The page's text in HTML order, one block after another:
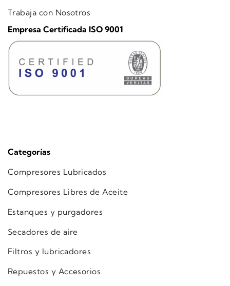
Categorías
Compresores Lubricados
Compresores Libres de Aceite
Estanques y purgadores
Secadores de aire
Filtros y lubricadores
Repuestos y Accesorios
Trabaja con Nosotros
Empresa Certificada ISO 9001